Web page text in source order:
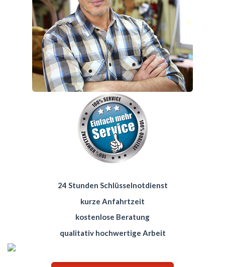
24 Stunden Schlüsselnotdienst
kurze Anfahrtzeit
kostenlose Beratung
qualitativ hochwertige Arbeit